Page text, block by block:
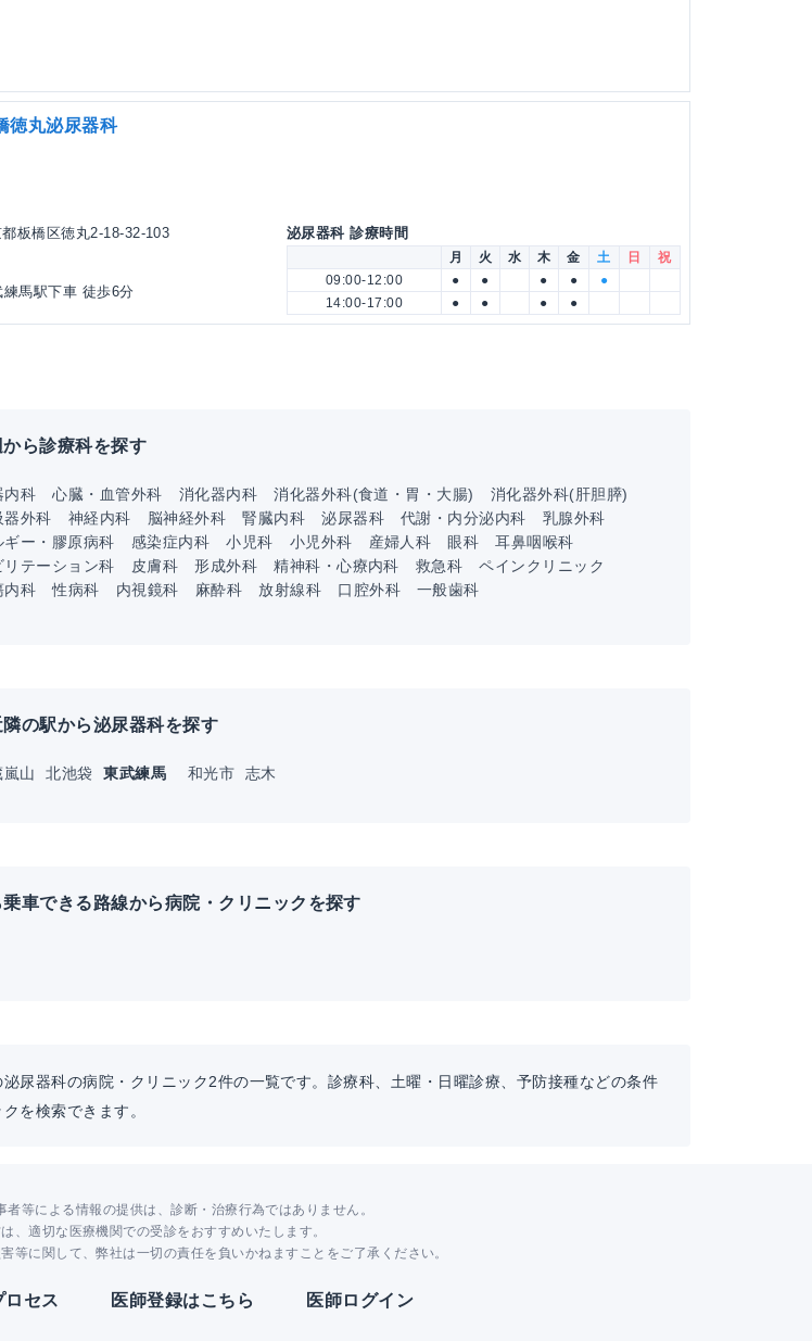
徳丸泌尿器科
板橋区徳丸2-18-32-103
馬駅下車 徒歩6分
泌尿器科 診療時間
月 火 水 木 金 土 日
祝
09:00-12:00
● ● ● ●
●
14:00-17:00
● ● ● ●
ら診療科を探す
内科 心臓・血管外科 消化器内科 消化器外科(食道・胃・大腸)
消化器外科(肝胆膵)
器外科 神経内科 脳神経外科 腎臓内科 泌尿器科 代謝・内分泌内科
乳腺外科
ギー・膠原病科 感染症内科 小児科 小児外科 産婦人科 眼科
耳鼻咽喉科
リテーション科 皮膚科 形成外科 精神科・心療内科 救急科
ペインクリニック
内科 性病科 内視鏡科 麻酔科 放射線科 口腔外科 一般歯科
の駅から泌尿器科を探す
嵐山 北池袋 東武練馬 和光市 志木
車できる路線から病院・クリニックを探す
尿器科の病院・クリニック2件の一覧です。診療科、土曜・日曜診療、予防接種などの条件
を検索できます。
等による情報の提供は、診断・治療行為ではありません。
、適切な医療機関での受診をおすすめいたします。
等に関して、弊社は一切の責任を負いかねますことをご了承ください。
ロセス 医師登録はこちら 医師ログイン